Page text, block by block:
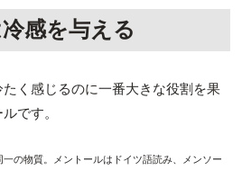
感を与える
く感じるのに一番大きな役割を果
です。
の物質。メントールはドイツ語読み、メンソー